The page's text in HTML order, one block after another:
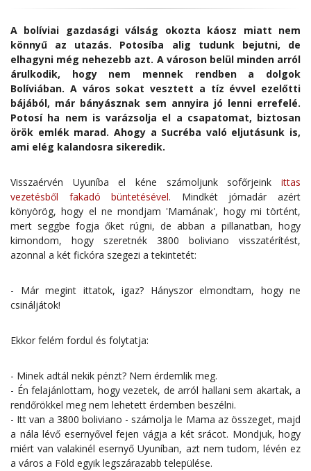
A bolíviai gazdasági válság okozta káosz miatt nem
könnyű az utazás. Potosíba alig tudunk bejutni, de
elhagyni még nehezebb azt. A városon belül minden arról
árulkodik, hogy nem mennek rendben a dolgok
Bolíviában. A város sokat vesztett a tíz évvel ezelőtti
bájából, már bányásznak sem annyira jó lenni errefelé.
Potosí ha nem is varázsolja el a csapatomat, biztosan
örök emlék marad. Ahogy a Sucréba való eljutásunk is,
ami elég kalandosra sikeredik.
Visszaérvén Uyuníba el kéne számoljunk sofőrjeink ittas
vezetésből fakadó büntetésével. Mindkét jómadár azért
könyörög, hogy el ne mondjam 'Mamának', hogy mi történt,
mert seggbe fogja őket rúgni, de abban a pillanatban, hogy
kimondom, hogy szeretnék 3800 boliviano visszatérítést,
azonnal a két fickóra szegezi a tekintetét:
- Már megint ittatok, igaz? Hányszor elmondtam, hogy ne
csináljátok!
Ekkor felém fordul és folytatja:
- Minek adtál nekik pénzt? Nem érdemlik meg.
- Én felajánlottam, hogy vezetek, de arról hallani sem akartak, a
rendőrökkel meg nem lehetett érdemben beszélni.
- Itt van a 3800 boliviano - számolja le Mama az összeget, majd
a nála lévő esernyővel fejen vágja a két srácot. Mondjuk, hogy
miért van valakinél esernyő Uyuníban, azt nem tudom, lévén ez
a város a Föld egyik legszárazabb települése.